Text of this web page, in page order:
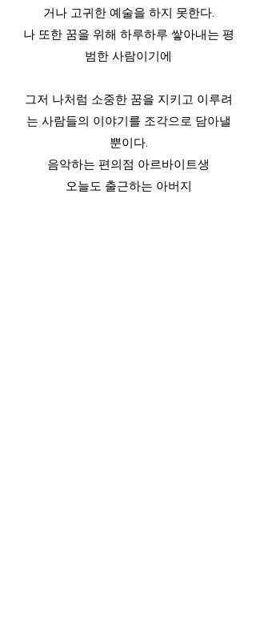
거나 고귀한 예술을 하지 못한다.
나 또한 꿈을 위해 하루하루 쌓아내는 평
범한 사람이기에
그저 나처럼 소중한 꿈을 지키고 이루려
는 사람들의 이야기를 조각으로 담아낼
뿐이다.
음악하는 편의점 아르바이트생
오늘도 출근하는 아버지